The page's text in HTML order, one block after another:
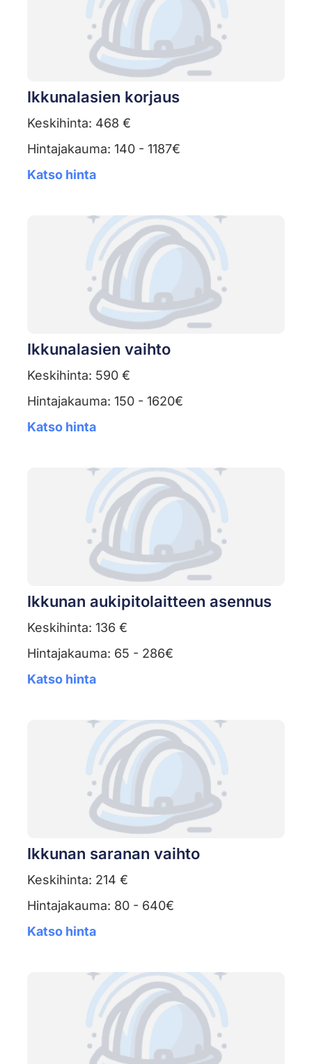
Ikkunalasien korjaus
Keskihinta: 468 €
Hintajakauma: 140 - 1187€
Katso hinta
Ikkunalasien vaihto
Keskihinta: 590 €
Hintajakauma: 150 - 1620€
Katso hinta
Ikkunan aukipitolaitteen asennus
Keskihinta: 136 €
Hintajakauma: 65 - 286€
Katso hinta
Ikkunan saranan vaihto
Keskihinta: 214 €
Hintajakauma: 80 - 640€
Katso hinta